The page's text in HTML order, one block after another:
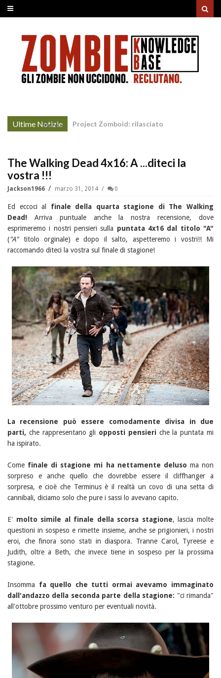
Ultime Notizie
More »
Project Zomboid: rilasciato
The Walking Dead 4x16: A ...diteci la
vostra !!!
Jackson1966 marzo 31, 2014 0
Ed eccoci al finale della quarta stagione di The Walking
Dead! Arriva puntuale anche la nostra recensione, dove
esprimeremo i nostri pensieri sulla puntata 4x16 dal titolo "A"
("A"titolo orginale) e dopo il salto, aspetteremo i vostri!! Mi
raccomando diteci la vostra sul finale di stagione!
La recensione può essere comodamente divisa in due
parti, che rappresentano gli opposti pensieriche la puntata mi
ha ispirato.
Come finale di stagione mi ha nettamente deluso ma non
sorpreso e anche quello che dovrebbe essere il cliffhanger a
sorpresa, e cioè che Terminus è il realtà un covo di una setta di
cannibali, diciamo solo che pure i sassi lo avevano capito.
E' molto simile al finale della scorsa stagione, lascia molte
questioni in sospeso e rimette insieme, anche se prigionieri, i nostri
eroi, che finora sono stati in diaspora. Tranne Carol, Tyreese e
Judith, oltre a Beth, che invece tiene in sospeso per la prossima
stagione.
Insomma fa quello che tutti ormai avevamo immaginato
dall'andazzo della seconda parte della stagione: "ci rimanda"
all'ottobre prossimo venturo per eventuali novità.